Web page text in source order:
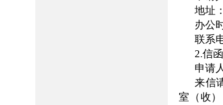
地址
办公
联系
2.信
申请
来信
室（收